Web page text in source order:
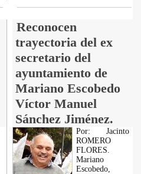
Reconocen
trayectoria del ex
secretario del
ayuntamiento de
Mariano Escobedo
Víctor Manuel
Sánchez Jiménez.
Por: Jacinto
ROMERO
FLORES.
Mariano
Escobedo,